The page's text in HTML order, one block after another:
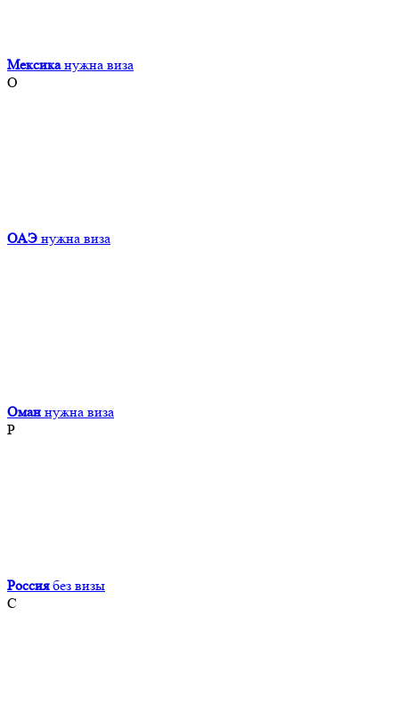
Мексика нужна виза
О
ОАЭ нужна виза
Оман нужна виза
Р
Россия без визы
С